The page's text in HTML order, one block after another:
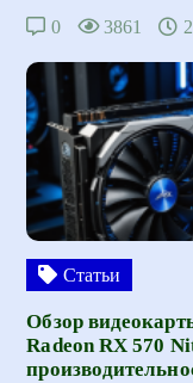
0 3861
Статьи
Обзор
Radeon RX 570